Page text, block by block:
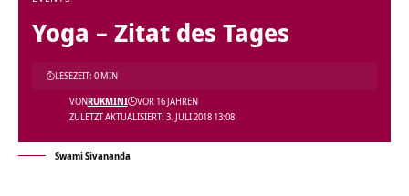
Yoga – Zitat des Tages
ZULETZT AKTUALISIERT: 3. JULI 2018 13:08
VONRUKMINI VOR 16 JAHREN
LESEZEIT: 0 MIN
Swami Sivananda